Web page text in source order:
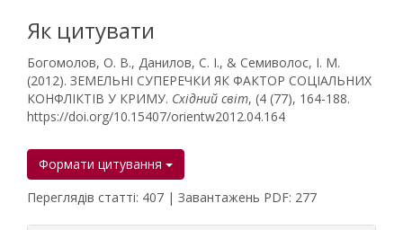
Як цитувати
Богомолов, О. В., Данилов, С. І., & Семиволос, І. М.
(2012). ЗЕМЕЛЬНІ СУПЕРЕЧКИ ЯК ФАКТОР СОЦІАЛЬНИХ
КОНФЛІКТІВ У КРИМУ. Східний світ, (4 (77), 164-188.
https://doi.org/10.15407/orientw2012.04.164
Формати цитування
Переглядів статті: 407 | Завантажень PDF: 277